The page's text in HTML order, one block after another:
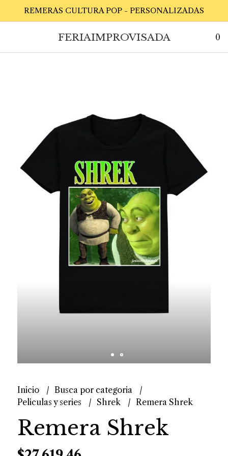
REMERAS CULTURA POP - PERSONALIZADAS
FERIAIMPROVISADA 0
Inicio
Busca por categoria
Peliculas y series
Shrek Remera Shrek
Remera Shrek